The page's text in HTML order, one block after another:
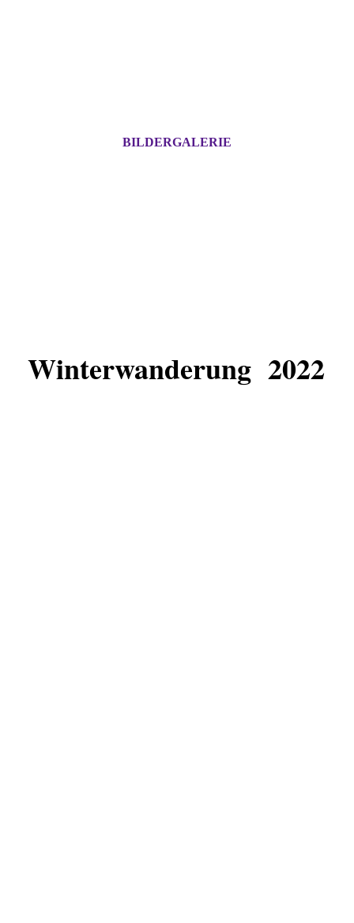
BILDERGALERIE
Winterwanderung 2022